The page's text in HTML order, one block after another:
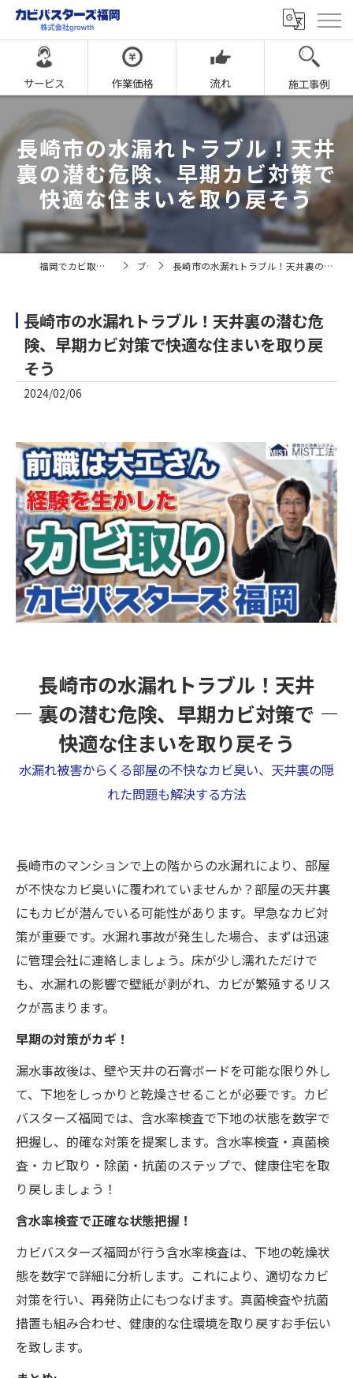
サービス 作業価格 流れ 施工事例
長崎市の水漏れトラブル！天井
裏の潜む危険、早期カビ対策で
快適な住まいを取り戻そう
福岡でカビ取りならカビバスターズ福岡 ブログ 長崎市の水漏れトラブル！天井裏の潜む危険、早期カビ対策で快適な住まいを取り戻そう
長崎市の水漏れトラブル！天井裏の潜む危
険、早期カビ対策で快適な住まいを取り戻
そう
2024/02/06
長崎市の水漏れトラブル！天井
裏の潜む危険、早期カビ対策で
快適な住まいを取り戻そう
水漏れ被害からくる部屋の不快なカビ臭い、天井裏の隠
れた問題も解決する方法
長崎市のマンションで上の階からの水漏れにより、部屋
が不快なカビ臭いに覆われていませんか？部屋の天井裏
にもカビが潜んでいる可能性があります。早急なカビ対
策が重要です。水漏れ事故が発生した場合、まずは迅速
に管理会社に連絡しましょう。床が少し濡れただけで
も、水漏れの影響で壁紙が剥がれ、カビが繁殖するリス
クが高まります。
早期の対策がカギ！
漏水事故後は、壁や天井の石膏ボードを可能な限り外し
て、下地をしっかりと乾燥させることが必要です。カビ
バスターズ福岡では、含水率検査で下地の状態を数字で
把握し、的確な対策を提案します。含水率検査・真菌検
査・カビ取り・除菌・抗菌のステップで、健康住宅を取
り戻しましょう！
含水率検査で正確な状態把握！
カビバスターズ福岡が行う含水率検査は、下地の乾燥状
態を数字で詳細に分析します。これにより、適切なカビ
対策を行い、再発防止にもつなげます。真菌検査や抗菌
措置も組み合わせ、健康的な住環境を取り戻すお手伝い
を致します。